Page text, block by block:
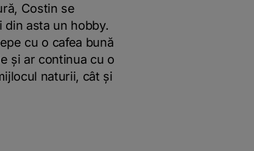
Costin se
asta un hobby.
cu o cafea bună
și ar continua cu o
naturii, cât și